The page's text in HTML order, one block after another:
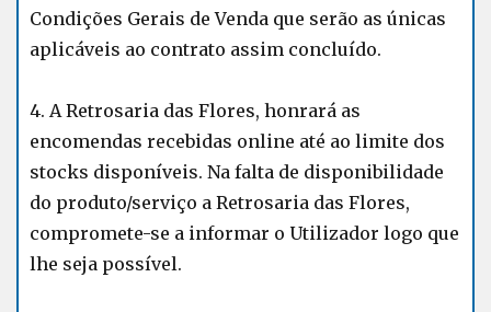
Condições Gerais de Venda que serão as únicas
aplicáveis ao contrato assim concluído.
4. A Retrosaria das Flores, honrará as
encomendas recebidas online até ao limite dos
stocks disponíveis. Na falta de disponibilidade
do produto/serviço a Retrosaria das Flores,
compromete-se a informar o Utilizador logo que
lhe seja possível.